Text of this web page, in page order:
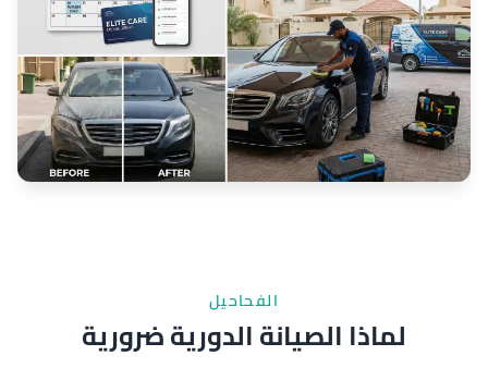
الفحاحيل
لماذا الصيانة الدورية ضرورية